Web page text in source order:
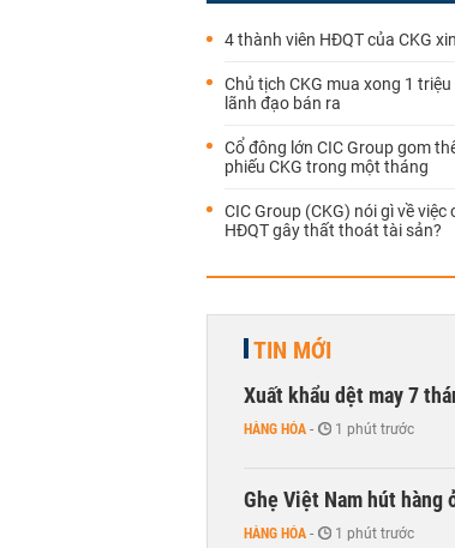
4 thành viên HĐQT của CKG
Chủ tịch CKG mua xong 1
lãnh đạo bán ra
Cổ đông lớn CIC Group gom
phiếu CKG trong một tháng
CIC Group (CKG) nói gì về
HĐQT gây thất thoát tài sản?
TIN MỚI
Xuất khẩu dệt may 7
HÀNG HÓA - 1 phút trước
Ghẹ Việt Nam hút hàng
HÀNG HÓA - 1 phút trước